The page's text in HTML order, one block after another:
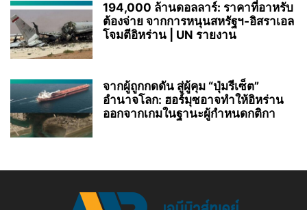
194,000 ล้านดอลลาร์: ราคาที่อาหรับ
ต้องจ่าย จากการหนุนสหรัฐฯ‑อิสราเอล
โจมตีอิหร่าน | UN รายงาน
จากผู้ถูกกดดัน สู่ผู้คุม “ปุ่มรีเซ็ต”
อำนาจโลก: ฮอร์มุซอาจทำให้อิหร่าน
ออกจากเกมในฐานะผู้กำหนดกติกา